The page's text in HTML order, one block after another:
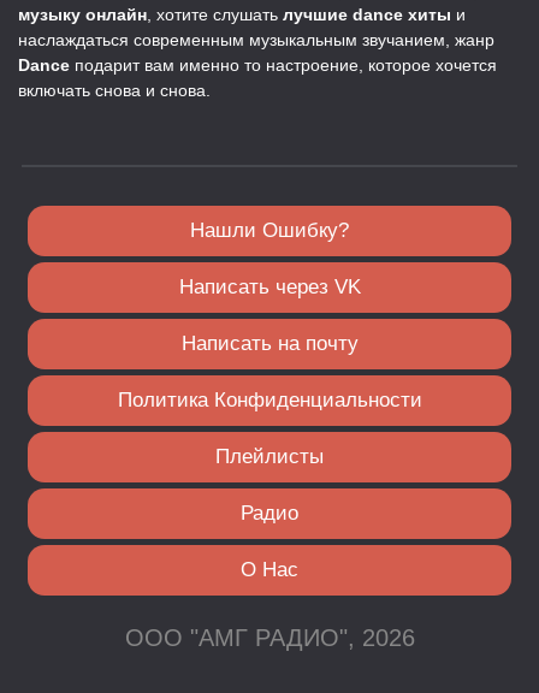
музыку онлайн , хотите слушать лучшие dance хиты и
наслаждаться современным музыкальным звучанием, жанр
Dance подарит вам именно то настроение, которое хочется
включать снова и снова.
Нашли Ошибку?
Написать через VK
Написать на почту
Политика Конфиденциальности
Плейлисты
Радио
О Нас
ООО "АМГ РАДИО", 2026